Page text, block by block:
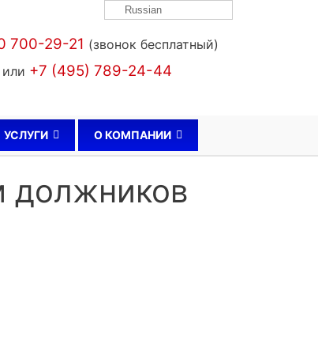
700-29-21 (звонок бесплатный)
или +7 (495) 789-24-44
УСЛУГИ О КОМПАНИИ
должников
Russian